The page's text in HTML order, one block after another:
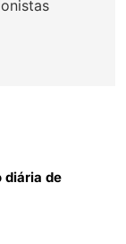
diária de